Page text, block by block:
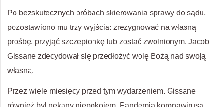
Po bezskutecznych próbach skierowania sprawy do sądu,
pozostawiono mu trzy wyjścia: zrezygnować na własną
prośbę, przyjąć szczepionkę lub zostać zwolnionym. Jacob
Gissane zdecydował się przedłożyć wolę Bożą nad swoją
własną.
Przez wiele miesięcy przed tym wydarzeniem, Gissane
również był nękany niepokojem. Pandemia koronawirusa